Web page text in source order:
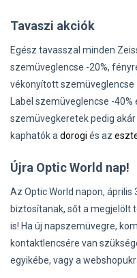
Tavaszi akciók
Egész tavasszal minden
szemüveglencse -20%,
vékonyított szemüveglencse
Label szemüveglencse -
szemüvegkeretek pedig akár
kaphatók a dorogi és az
Újra Optic World nap!
Az Optic World napon,
biztosítanak, sőt a megjelölt
is! Ha új napszemüvegre,
kontaktlencsére van
egyikébe, vagy a